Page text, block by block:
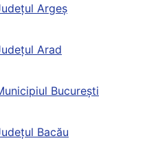
Argeş
Arad
Bucureşti
Bacău